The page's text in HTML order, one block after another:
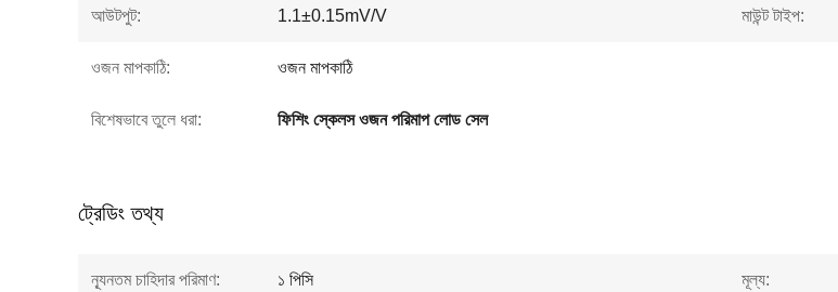
আউটপুট: 1.1±0.15mV/V মাউন্ট টাইপ:
ওজন মাপকাঠি: ওজন মাপকাঠি
বিশেষভাবে তুলে ধরা: ফিশিং স্কেলস ওজন পরিমাপ লোড সেল
ট্রেডিং তথ্য
ন্যূনতম চাহিদার পরিমাণ: ১ পিসি মূল্য: